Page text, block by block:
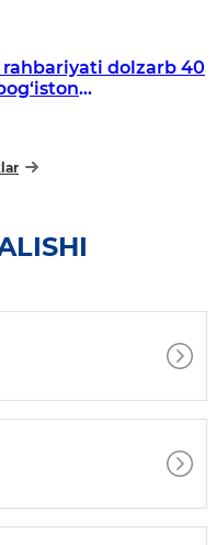
dolzarb 40